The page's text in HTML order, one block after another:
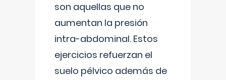
son aquellas que no
aumentan la presión
intra-abdominal. Estos
ejercicios refuerzan el
suelo pélvico además de